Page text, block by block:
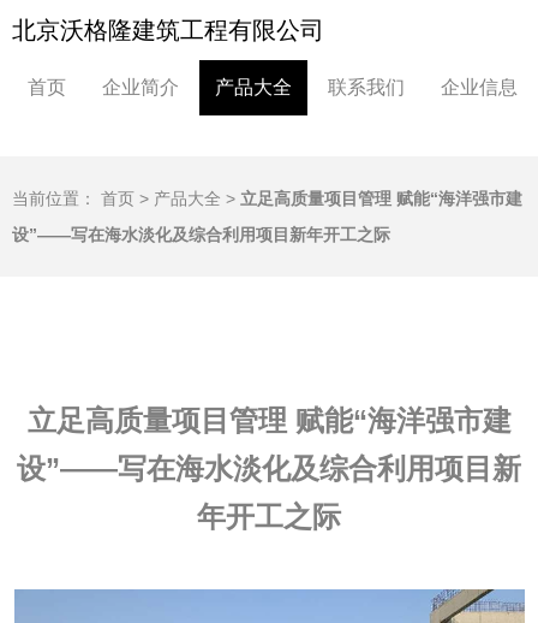
北京沃格隆建筑工程有限公司
首页 企业简介 产品大全 联系我们 企业信息
当前位置： 首页 > 产品大全 > 立足高质量项目管理 赋能“海洋强市建
设”——写在海水淡化及综合利用项目新年开工之际
立足高质量项目管理 赋能“海洋强市建
设”——写在海水淡化及综合利用项目新
年开工之际